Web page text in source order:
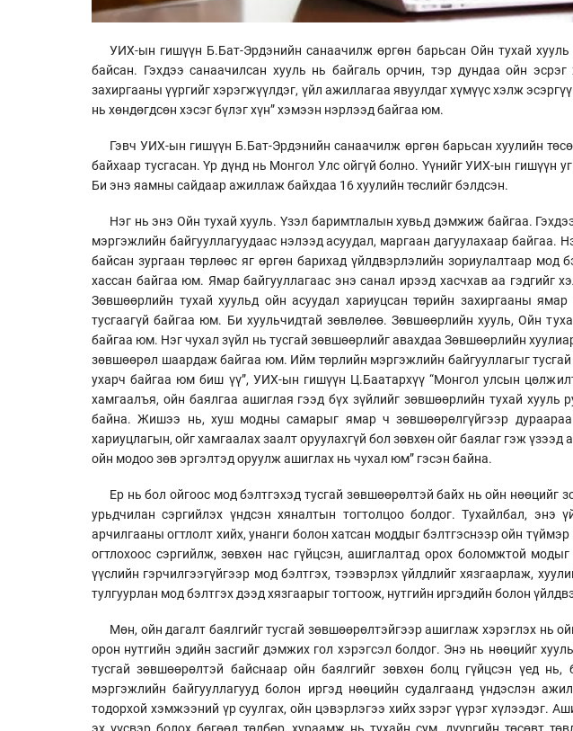
УИХ-ын гишүүн Б.Бат-Эрдэнийн санаачилж өргөн барьсан Ойн тухай
байсан. Гэхдээ санаачилсан хууль нь байгаль орчин, тэр дундаа ойн
захиргааны үүргийг хэрэгжүүлдэг, үйл ажиллагаа явуулдаг хүмүүс хэлж
нь хөндөгдсөн хэсэг бүлэг хүн” хэмээн нэрлээд байгаа юм.
Гэвч УИХ-ын гишүүн Б.Бат-Эрдэнийн санаачилж өргөн барьсан хуулийн
байхаар тусгасан. Үр дүнд нь Монгол Улс ойгүй болно. Үүнийг УИХ-ын гишүүн
Би энэ яамны сайдаар ажиллаж байхдаа 16 хуулийн төслийг бэлдсэн.
Нэг нь энэ Ойн тухай хууль. Үзэл баримтлалын хувьд дэмжиж байгаа.
мэргэжлийн байгууллагуудаас нэлээд асуудал, маргаан дагуулахаар байгаа.
байсан зургаан төрлөөс яг өргөн барихад үйлдвэрлэлийн зориулалтаар мод
хассан байгаа юм. Ямар байгууллагаас энэ санал ирээд хасчхав аа гэдгийг
Зөвшөөрлийн тухай хуульд ойн асуудал хариуцсан төрийн захиргааны
тусгаагүй байгаа юм. Би хуульчидтай зөвлөлөө. Зөвшөөрлийн хууль, Ойн
байгаа юм. Нэг чухал зүйл нь тусгай зөвшөөрлийг авахдаа Зөвшөөрлийн
зөвшөөрөл шаардаж байгаа юм. Ийм төрлийн мэргэжлийн байгууллагыг
ухарч байгаа юм биш үү”, УИХ-ын гишүүн Ц.Баатархүү “Монгол улсын
хамгаалъя, ойн баялгаа ашиглая гээд бүх зүйлийг зөвшөөрлийн тухай
байна. Жишээ нь, хуш модны самарыг ямар ч зөвшөөрөлгүйгээр
хариуцлагын, ойг хамгаалах заалт оруулахгүй бол зөвхөн ойг баялаг гэж
ойн модоо зөв эргэлтэд оруулж ашиглах нь чухал юм” гэсэн байна.
Ер нь бол ойгоос мод бэлтгэхэд тусгай зөвшөөрөлтэй байх нь ойн нөөцийг
урьдчилан сэргийлэх үндсэн хяналтын тогтолцоо болдог. Тухайлбал,
арчилгааны огтлолт хийх, унанги болон хатсан моддыг бэлтгэснээр ойн
огтлохоос сэргийлж, зөвхөн нас гүйцсэн, ашиглалтад орох боломжтой
үүслийн гэрчилгээгүйгээр мод бэлтгэх, тээвэрлэх үйлдлийг хязгаарлаж,
тулгуурлан мод бэлтгэх дээд хязгаарыг тогтоож, нутгийн иргэдийн болон
Мөн, ойн дагалт баялгийг тусгай зөвшөөрөлтэйгээр ашиглаж хэрэглэх нь
орон нутгийн эдийн засгийг дэмжих гол хэрэгсэл болдог. Энэ нь нөөцийг
тусгай зөвшөөрөлтэй байснаар ойн баялгийг зөвхөн болц гүйцсэн үед
мэргэжлийн байгууллагууд болон иргэд нөөцийн судалгаанд үндэслэн
тодорхой хэмжээний үр суулгах, ойн цэвэрлэгээ хийх зэрэг үүрэг хүлээдэг.
эх үүсвэр болох бөгөөд төлбөр, хураамж нь тухайн сум, дүүргийн төсөвт